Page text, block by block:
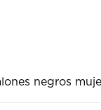
negros